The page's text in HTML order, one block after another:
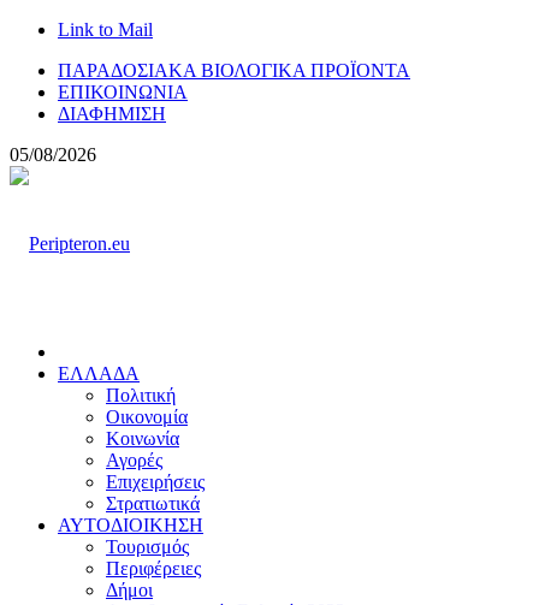
Link to Mail
ΠΑΡΑΔΟΣΙΑΚΑ ΒΙΟΛΟΓΙΚΑ ΠΡΟΪΟΝΤΑ
ΕΠΙΚΟΙΝΩΝΙΑ
ΔΙΑΦΗΜΙΣΗ
05/08/2026
ΕΛΛΑΔΑ
Πολιτική
Οικονομία
Κοινωνία
Αγορές
Επιχειρήσεις
Στρατιωτικά
ΑΥΤΟΔΙΟΙΚΗΣΗ
Τουρισμός
Περιφέρειες
Δήμοι